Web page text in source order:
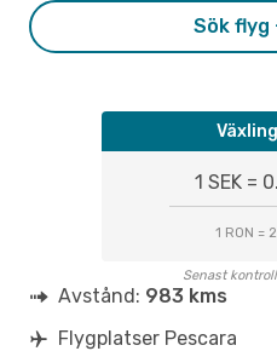
Sök flyg
1 SEK =
1 RON =
Senast
Avstånd: 983 kms
Flygplatser Pescara